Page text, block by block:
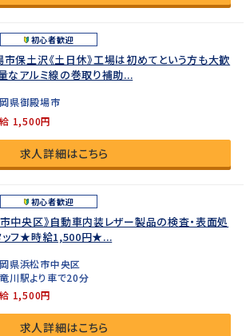
初心者歓迎
保土沢《土日休》工場は初めてという方も大歓
なアルミ線の巻取り補助...
県御殿場市
1,500円
求人詳細はこちら
初心者歓迎
市中央区》自動車内装レザー製品の検査・表面処
ッフ★時給1,500円★...
県浜松市中央区
川駅より車で20分
1,500円
求人詳細はこちら